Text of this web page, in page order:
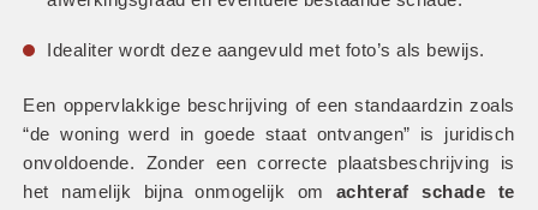
Idealiter wordt deze aangevuld met foto’s als bewijs.
Een oppervlakkige beschrijving of een standaardzin zoals
“de woning werd in goede staat ontvangen” is juridisch
onvoldoende. Zonder een correcte plaatsbeschrijving is
het namelijk bijna onmogelijk om
achteraf schade te